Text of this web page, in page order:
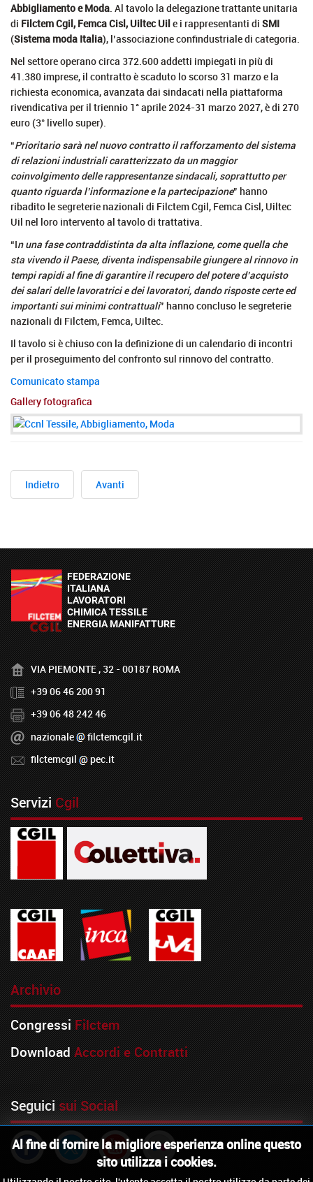
Abbigliamento e Moda . Al tavolo la delegazione trattante unitaria
di Filctem Cgil, Femca Cisl, Uiltec Uile i rappresentanti di SMI
(Sistema moda Italia), l’associazione confindustriale di categoria.
Nel settore operano circa 372.600 addetti impiegati in più di
41.380 imprese, il contratto è scaduto lo scorso 31 marzo e la
richiesta economica, avanzata dai sindacati nella piattaforma
rivendicativa per il triennio 1° aprile 2024-31 marzo 2027, è di 270
euro (3° livello super).
“Prioritario sarà nel nuovo contratto il rafforzamento del sistema
di relazioni industriali caratterizzato da un maggior
coinvolgimento delle rappresentanze sindacali, soprattutto per
quanto riguarda l’informazione e la partecipazione” hanno
ribadito le segreterie nazionali di Filctem Cgil, Femca Cisl, Uiltec
Uil nel loro intervento al tavolo di trattativa.
“In una fase contraddistinta da alta inflazione, come quella che
sta vivendo il Paese, diventa indispensabile giungere al rinnovo in
tempi rapidi al fine di garantire il recupero del potere d’acquisto
dei salari delle lavoratrici e dei lavoratori, dando risposte certe ed
importanti sui minimi contrattuali” hanno concluso le segreterie
nazionali di Filctem, Femca, Uiltec.
Il tavolo si è chiuso con la definizione di un calendario di incontri
per il proseguimento del confronto sul rinnovo del contratto.
Comunicato stampa
Gallery fotografica
Indietro Avanti
VIA PIEMONTE , 32 - 00187 ROMA
+39 06 46 200 91
+39 06 48 242 46
nazionale
filctemcgil.it
filctemcgil
pec.it
Al fine di fornire la migliore esperienza online questo
sito utilizza i cookies.
ServiziCgil
Archivio
Congressi Filctem
Download Accordi e Contratti
Seguicisui Social